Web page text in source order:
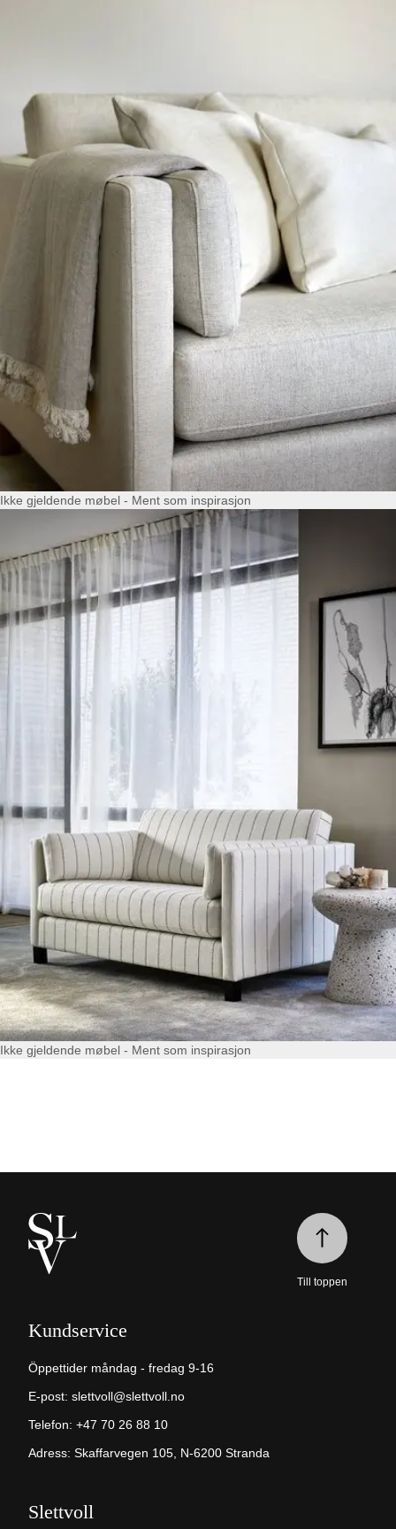
Ikke gjeldende møbel - Ment som inspirasjon
Ikke gjeldende møbel - Ment som inspirasjon
Kundservice
Öppettider måndag - fredag 9-16
E-post: slettvoll@slettvoll.no
Telefon: +47 70 26 88 10
Adress: Skaffarvegen 105, N-6200 Stranda
Slettvoll
Till toppen